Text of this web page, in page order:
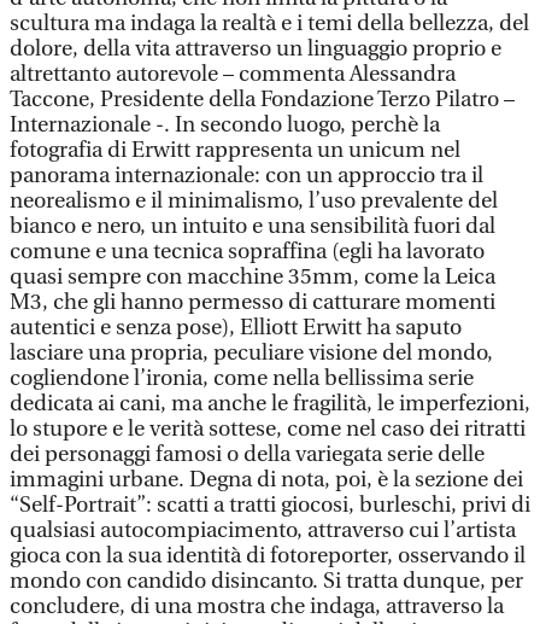
scultura ma indaga la realtà e i temi della bellezza, del
dolore, della vita attraverso un linguaggio proprio e
altrettanto autorevole – commenta Alessandra
Taccone, Presidente della Fondazione Terzo Pilatro –
Internazionale -. In secondo luogo, perchè la
fotografia di Erwitt rappresenta un unicum nel
panorama internazionale: con un approccio tra il
neorealismo e il minimalismo, l’uso prevalente del
bianco e nero, un intuito e una sensibilità fuori dal
comune e una tecnica sopraffina (egli ha lavorato
quasi sempre con macchine 35mm, come la Leica
M3, che gli hanno permesso di catturare momenti
autentici e senza pose), Elliott Erwitt ha saputo
lasciare una propria, peculiare visione del mondo,
cogliendone l’ironia, come nella bellissima serie
dedicata ai cani, ma anche le fragilità, le imperfezioni,
lo stupore e le verità sottese, come nel caso dei ritratti
dei personaggi famosi o della variegata serie delle
immagini urbane. Degna di nota, poi, è la sezione dei
“Self-Portrait”: scatti a tratti giocosi, burleschi, privi di
qualsiasi autocompiacimento, attraverso cui l’artista
gioca con la sua identità di fotoreporter, osservando il
mondo con candido disincanto. Si tratta dunque, per
concludere, di una mostra che indaga, attraverso la